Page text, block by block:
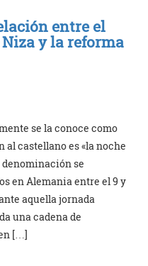
entre el
y la reforma
se la conoce como
castellano es «la noche
denominación se
en Alemania entre el 9 y
aquella jornada
una cadena de
[…]